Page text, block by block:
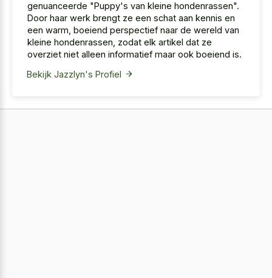
genuanceerde "Puppy's van kleine hondenrassen".
Door haar werk brengt ze een schat aan kennis en
een warm, boeiend perspectief naar de wereld van
kleine hondenrassen, zodat elk artikel dat ze
overziet niet alleen informatief maar ook boeiend is.
Bekijk Jazzlyn's Profiel